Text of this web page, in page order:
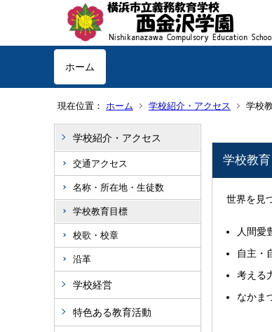
ホーム
現在位置： ホーム 学校紹介・アクセス 学校
学校紹介・アクセス
交通アクセス
名称・所在地・生徒数
学校教育目標
校歌・校章
沿革
学校経営
特色ある教育活動
学校教
世界を見
人間愛
自主・
考える
なかま